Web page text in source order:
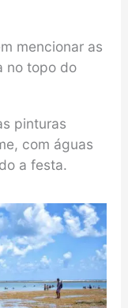
mencionar as
no topo do
pinturas
com águas
a festa.